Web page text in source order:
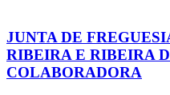
JUNTA DE
RIBEIRA E RIBEIRA
COLABORADORA